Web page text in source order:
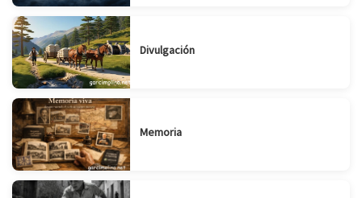
Divulgación
Memoria